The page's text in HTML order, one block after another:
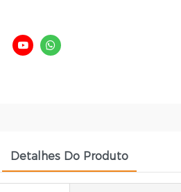
Detalhes Do Produto